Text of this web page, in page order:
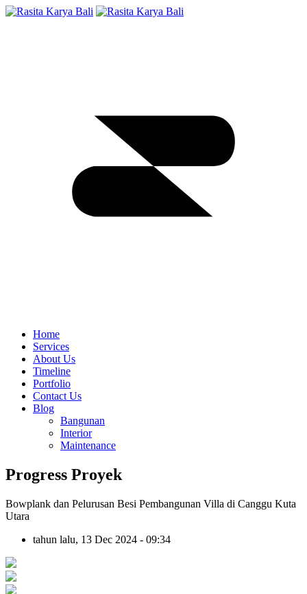
Home
Services
About Us
Timeline
Portfolio
Contact Us
Blog
Bangunan
Interior
Maintenance
Progress Proyek
Bowplank dan Pelurusan Besi Pembangunan Villa di Canggu Kuta
Utara
tahun lalu, 13 Dec 2024 - 09:34